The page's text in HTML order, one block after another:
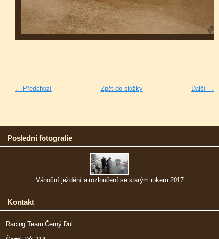
← Předchozí Další →
Zpět do složky
Poslední fotografie
Vánoční ježdění a rozloučení se starým rokem 2017
Kontakt
Racing Team Černý Důl